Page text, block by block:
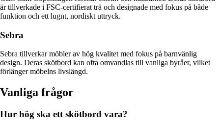
är tillverkade i FSC-certifierat trä och designade med fokus på både
funktion och ett lugnt, nordiskt uttryck.
Sebra
Sebra tillverkar möbler av hög kvalitet med fokus på barnvänlig
design. Deras skötbord kan ofta omvandlas till vanliga byråer, vilket
förlänger möbelns livslängd.
Vanliga frågor
Hur hög ska ett skötbord vara?